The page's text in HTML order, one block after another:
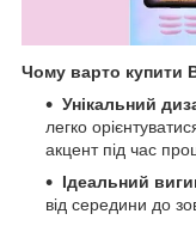
Чому варто купити
Унікальний
легко
акцент під час
Ідеальний
від середини до